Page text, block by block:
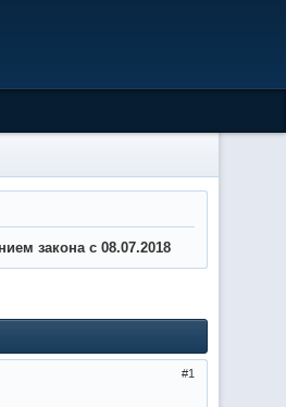
закона с 08.07.2018
1